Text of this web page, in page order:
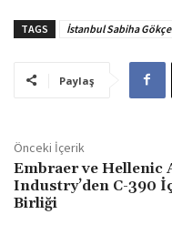
TAGS İstanbul Sabiha
Paylaş
Önceki İçerik
Embraer ve Hellenic
Industry’den C-390
Birliği